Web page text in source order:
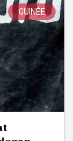
GUINÉE